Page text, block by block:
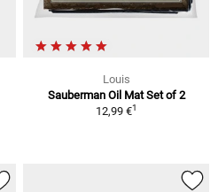
Louis
Sauberman Oil Mat Set of 2
12,99 €1